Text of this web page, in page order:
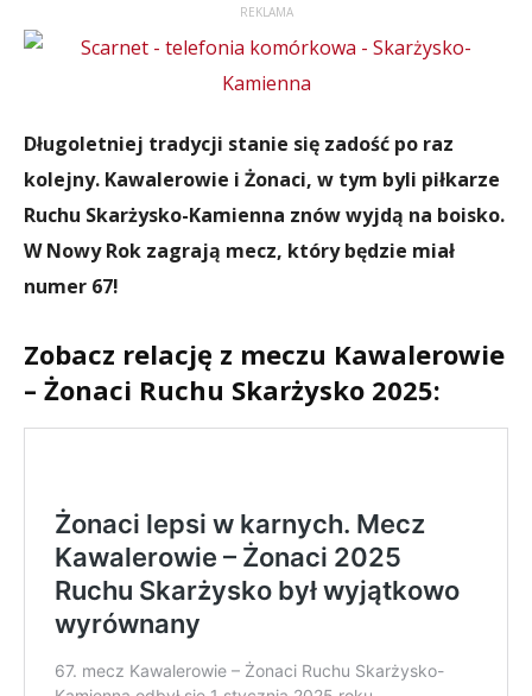
REKLAMA
Długoletniej tradycji stanie się zadość po raz
kolejny. Kawalerowie i Żonaci, w tym byli piłkarze
Ruchu Skarżysko-Kamienna znów wyjdą na boisko.
W Nowy Rok zagrają mecz, który będzie miał
numer 67!
Zobacz relację z meczu Kawalerowie
– Żonaci Ruchu Skarżysko 2025: